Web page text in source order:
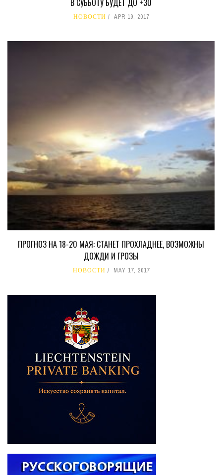
В СУББОТУ БУДЕТ ДО +30
НОВОСТИ APR 19, 2017
ПРОГНОЗ НА 18-20 МАЯ: СТАНЕТ ПРОХЛАДНЕЕ, ВОЗМОЖНЫ
ДОЖДИ И ГРОЗЫ
НОВОСТИ MAY 17, 2017